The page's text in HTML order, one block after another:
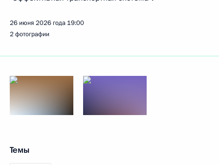
26 июня 2026 года 19:00
2 фотографии
Темы